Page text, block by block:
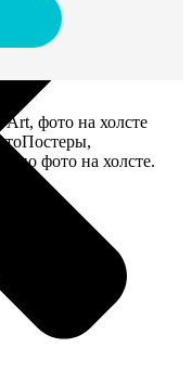
фото на холсте
по фото на холсте.